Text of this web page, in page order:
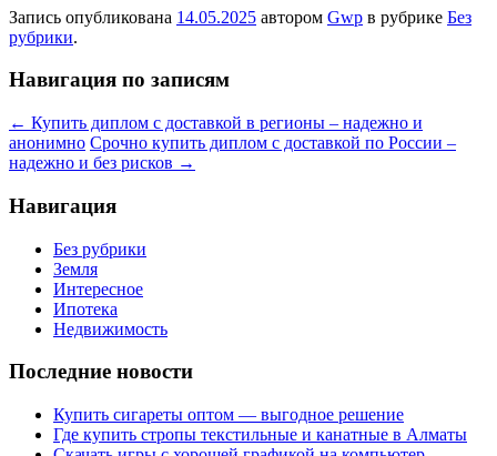
Запись опубликована 14.05.2025 автором Gwp в рубрике Без
рубрики.
Навигация по записям
← Купить диплом с доставкой в регионы – надежно и
анонимно Срочно купить диплом с доставкой по России –
надежно и без рисков →
Навигация
Без рубрики
Земля
Интересное
Ипотека
Недвижимость
Последние новости
Купить сигареты оптом — выгодное решение
Где купить стропы текстильные и канатные в Алматы